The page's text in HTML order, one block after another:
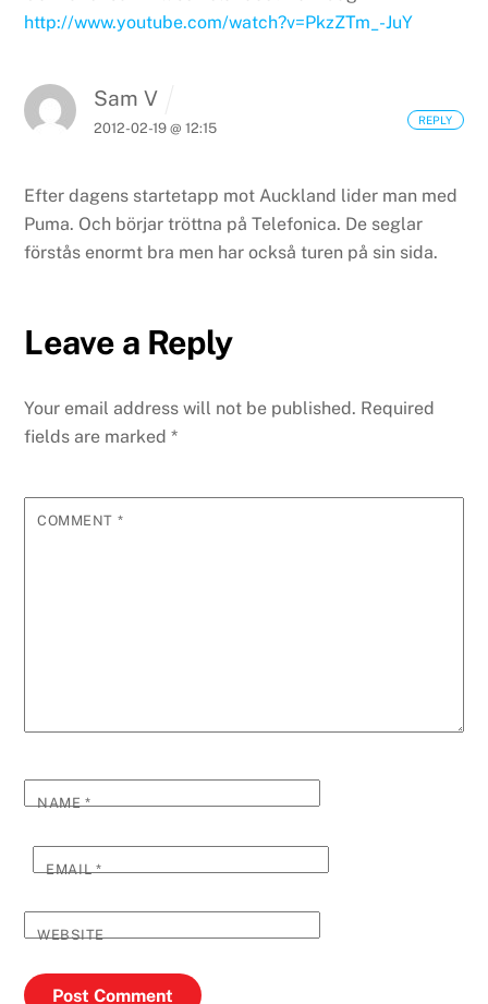
http://www.youtube.com/watch?v=PkzZTm_-JuY
Sam V
2012-02-19 @ 12:15
Efter dagens startetapp mot Auckland lider man med
Puma. Och börjar tröttna på Telefonica. De seglar
förstås enormt bra men har också turen på sin sida.
REPLY
Leave a Reply
Your email address will not be published. Required
fields are marked*
COMMENT *
NAME*
EMAIL*
WEBSITE